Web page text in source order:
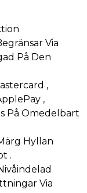
Via
På Den
,
,
På Omedelbart
Hyllan
.
Via